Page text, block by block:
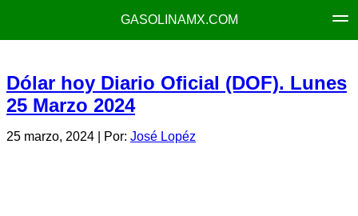
GASOLINAMX.COM
Dólar hoy Diario Oficial (DOF). Lunes
25 Marzo 2024
25 marzo, 2024 | Por: José Lopéz